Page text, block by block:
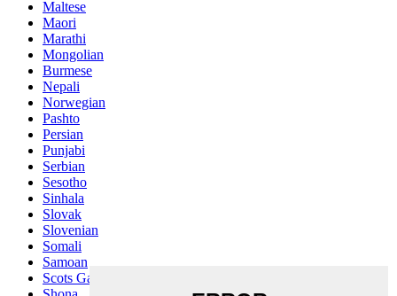
Maltese
Maori
Marathi
Mongolian
Burmese
Nepali
Norwegian
Pashto
Persian
Punjabi
Serbian
Sesotho
Sinhala
Slovak
Slovenian
Somali
Samoan
Scots Gaelic